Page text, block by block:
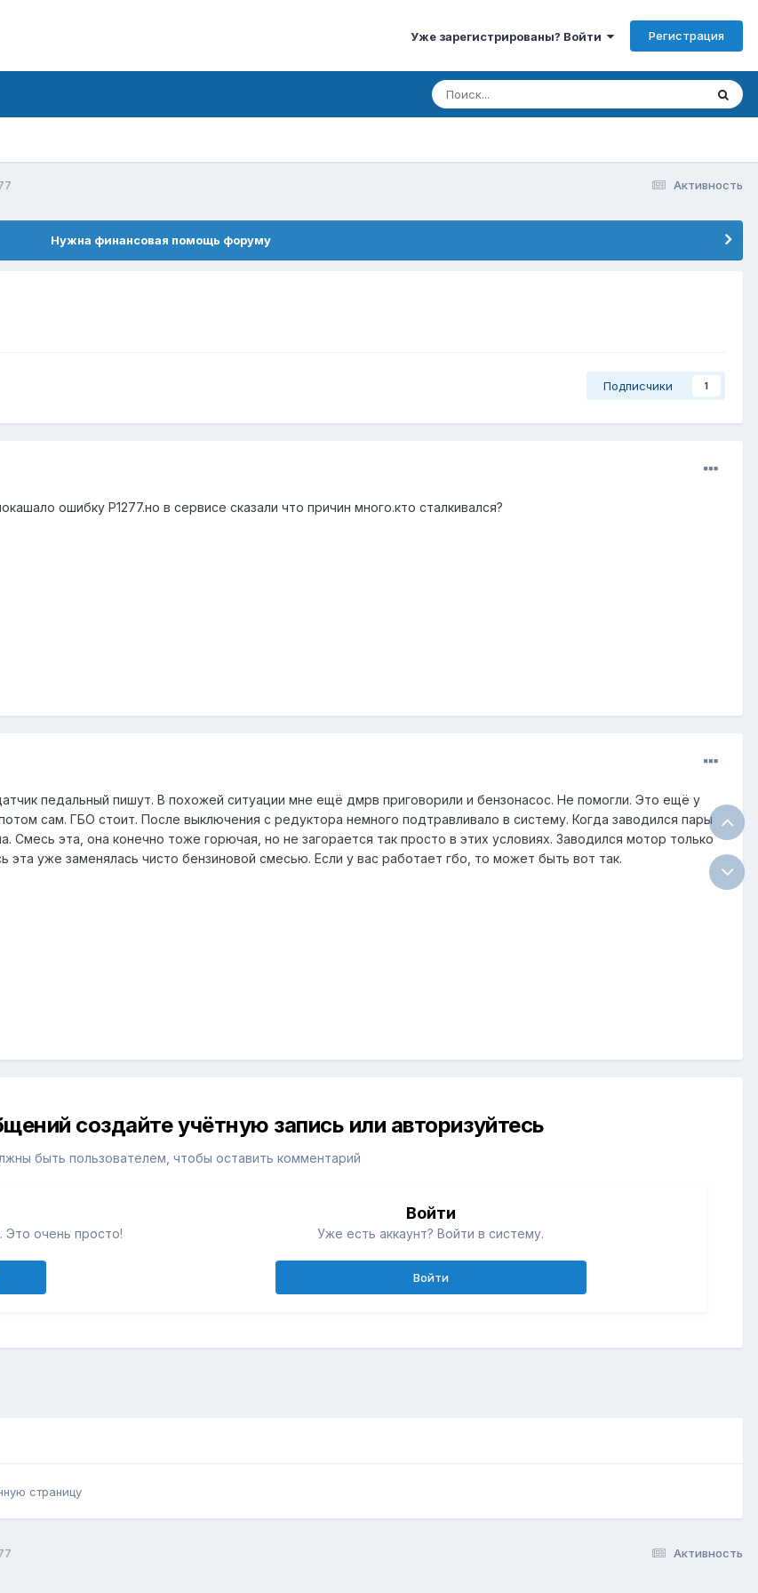
Уже зарегистрированы? Войти Регистрация
Активность
Нужна финансовая помощь форуму
Подписчики 1
ошибку Р1277.но в сервисе сказали что причин много.кто сталкивался?
педальный пишут. В похожей ситуации мне ещё дмрв приговорили и бензонасос. Не помогли. Это ещё у
сам. ГБО стоит. После выключения с редуктора немного подтравливало в систему. Когда заводился пары
Смесь эта, она конечно тоже горючая, но не загорается так просто в этих условиях. Заводился мотор только
эта уже заменялась чисто бензиновой смесью. Если у вас работает гбо, то может быть вот так.
создайте учётную запись или авторизуйтесь
быть пользователем, чтобы оставить комментарий
Это очень просто!
Войти
Уже есть аккаунт? Войти в систему.
Войти
страницу
Активность